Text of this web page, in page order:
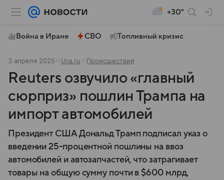
+30°
Война в Иране СВО Топливный кризис
3 апреля 2025 Ura.ru Происшествия
Reuters озвучило «главный
сюрприз» пошлин Трампа на
импорт автомобилей
Президент США Дональд Трамп подписал указ о
введении 25-процентной пошлины на ввоз
автомобилей и автозапчастей, что затрагивает
товары на общую сумму почти в $600 млрд,